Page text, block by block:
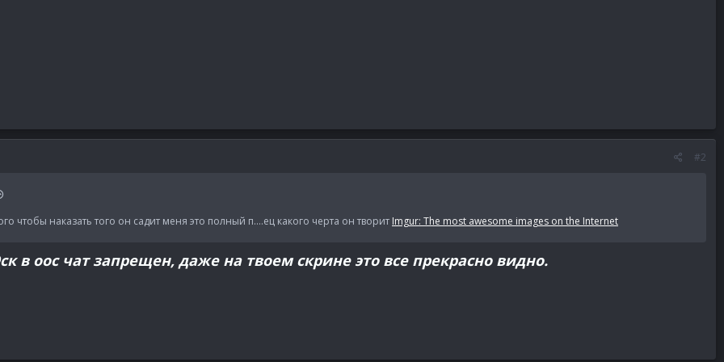
#2
чтобы наказать того он садит меня это полный п....ец какого черта он творит Imgur: The most awesome images on the Internet
в оос чат запрещен, даже на твоем скрине это все прекрасно видно.